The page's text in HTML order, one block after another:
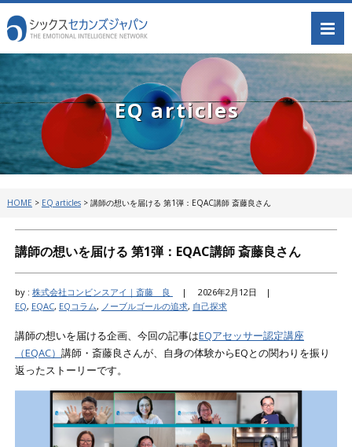
EQ articles
HOME > EQ articles> 講師の想いを届ける 第1弾：EQAC講師 斎藤良さん
講師の想いを届ける 第1弾：EQAC講師 斎藤良さん
by : 株式会社コンビンスアイ｜斎藤 良 |
2026年2月12日 |
EQ, EQAC, EQコラム, ノーブルゴールの追求, 自己探求
講師の想いを届ける企画、今回の記事はEQアセッサー認定講座
（EQAC） 講師・斎藤良さんが、自身の体験からEQとの関わりを振り
返ったストーリーです。